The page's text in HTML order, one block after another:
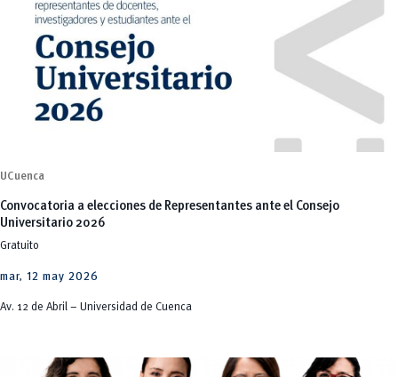
UCuenca
Convocatoria a elecciones de Representantes ante el Consejo
Universitario 2026
Gratuito
mar, 12 may 2026
Av. 12 de Abril – Universidad de Cuenca